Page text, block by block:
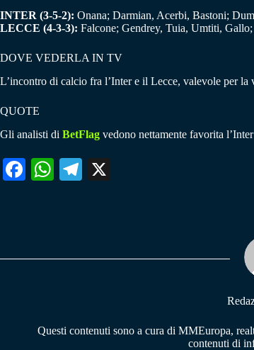
INTER (3-5-2): Onana; Darmian, Acerbi, Bastoni;
LECCE (4-3-3): Falcone; Gendrey, Tuia, Umtiti,
DOVE VEDERLA IN TV
L’incontro di calcio fra l’Inter e il Lecce, valevole per la
QUOTE
Gli analisti di BetFlag vedono nettamente favorita
Fa W
pp
Te
m
Questi contenuti sono a cura di MMEuropa,
contenuti di